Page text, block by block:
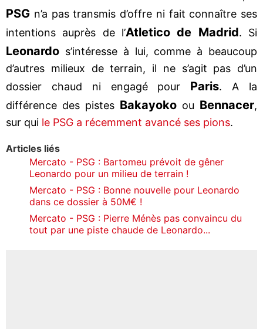
PSG n’a pas transmis d’offre ni fait connaître ses
intentions auprès de l’Atletico de Madrid. Si
Leonardo s’intéresse à lui, comme à beaucoup
d’autres milieux de terrain, il ne s’agit pas d’un
dossier chaud ni engagé pour Paris. A la
différence des pistes Bakayoko ou Bennacer,
sur qui le PSG a récemment avancé ses pions.
Articles liés
Mercato - PSG : Bartomeu prévoit de gêner
Leonardo pour un milieu de terrain !
Mercato - PSG : Bonne nouvelle pour Leonardo
dans ce dossier à 50M€ !
Mercato - PSG : Pierre Ménès pas convaincu du
tout par une piste chaude de Leonardo...